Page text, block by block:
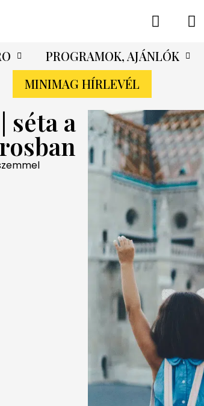
PROGRAMOK, AJÁNLÓK
MINIMAG HÍRLEVÉL
séta a